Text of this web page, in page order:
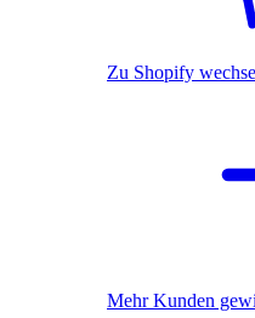
Zu Shopify
Mehr Kunden